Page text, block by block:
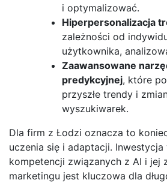
i optymalizować.
Hiperpersonalizacja
zależności od
użytkownika,
Zaawansowane
predykcyjnej, które
przyszłe trendy i
wyszukiwarek.
Dla firm z Łodzi oznacza to
uczenia się i adaptacji.
kompetencji związanych z AI i jej
marketingu jest kluczowa dla